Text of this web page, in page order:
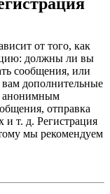
от того, как
должны ли вы
сообщения, или
вам дополнительные
анонимным
отправка
и т. д. Регистрация
мы рекомендуем